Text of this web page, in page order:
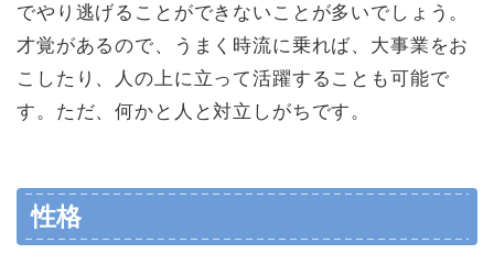
でやり逃げることができないことが多いでしょう。
才覚があるので、うまく時流に乗れば、大事業をお
こしたり、人の上に立って活躍することも可能で
す。ただ、何かと人と対立しがちです。
性格